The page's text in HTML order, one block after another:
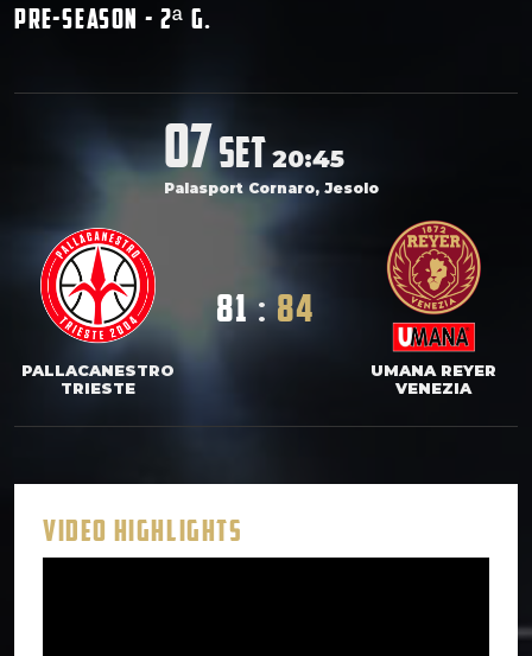
Pre-Season - 2ª G.
07set 20:45
Palasport Cornaro, Jesolo
PALLACANESTRO
TRIESTE
81 : 84
UMANA REYER
VENEZIA
VIDEO HIGHLIGHTS